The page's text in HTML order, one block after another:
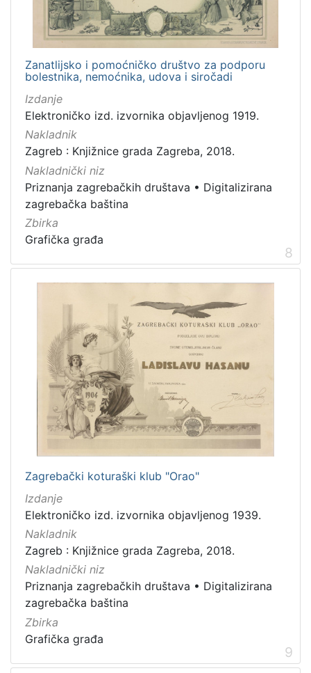
Zanatlijsko i pomoćničko društvo za podporu
bolestnika, nemoćnika, udova i siročadi
Izdanje
Elektroničko izd. izvornika objavljenog 1919.
Nakladnik
Zagreb : Knjižnice grada Zagreba, 2018.
Nakladnički niz
Priznanja zagrebačkih društava • Digitalizirana
zagrebačka baština
Zbirka
Grafička građa
8
Zagrebački koturaški klub "Orao"
Izdanje
Elektroničko izd. izvornika objavljenog 1939.
Nakladnik
Zagreb : Knjižnice grada Zagreba, 2018.
Nakladnički niz
Priznanja zagrebačkih društava • Digitalizirana
zagrebačka baština
Zbirka
Grafička građa
9